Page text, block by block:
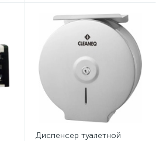
Диспенсер туалетной